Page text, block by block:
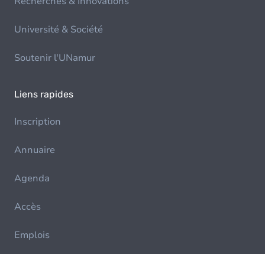
Université & Société
Soutenir l'UNamur
Liens rapides
Inscription
Annuaire
Agenda
Accès
Emplois